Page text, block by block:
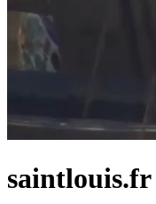
saintlouis.fr